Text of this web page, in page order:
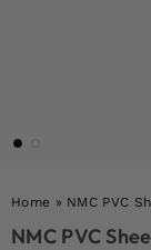
Home » NMC PVC
NMC PVC